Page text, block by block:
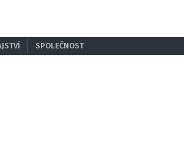
SPOLEČNOST